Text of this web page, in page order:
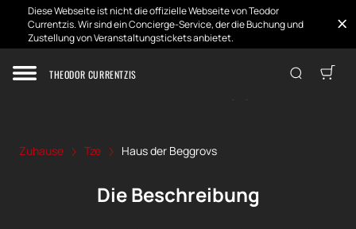
Diese Webseite ist nicht die offizielle Webseite von Teodor
Currentzis. Wir sind ein Concierge-Service, der die Buchung und
Zustellung von Veranstaltungstickets anbietet.
THEODOR CURRENTZISHaus der Beggrovs
Zuhause Tze Haus der Beggrovs
Die Beschreibung